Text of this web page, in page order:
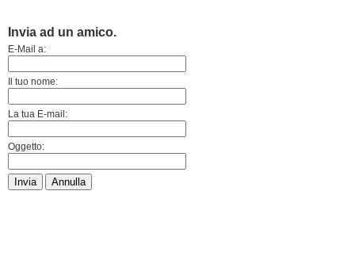
Invia ad un amico.
E-Mail a:
Il tuo nome:
La tua E-mail:
Oggetto:
Invia Annulla